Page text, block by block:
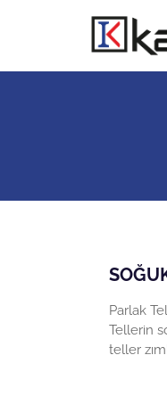
Parlak
Tellerin
teller